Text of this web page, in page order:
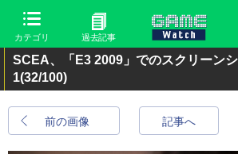
カテゴリ 過去記事
SCEA、「E3 2009」でのスクリーン
1(32/100)
前の画像 記事へ